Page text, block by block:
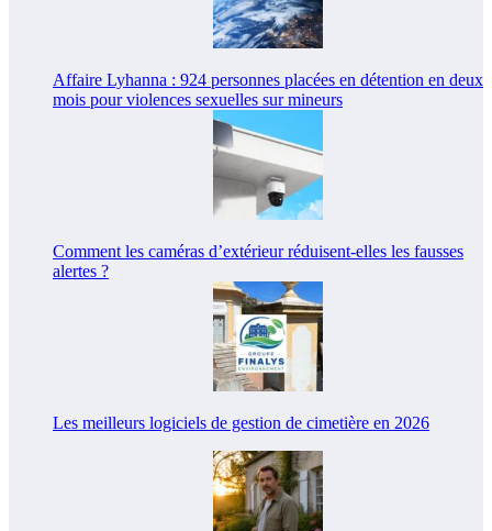
Affaire Lyhanna : 924 personnes placées en détention en deux
mois pour violences sexuelles sur mineurs
Comment les caméras d’extérieur réduisent-elles les fausses
alertes ?
Les meilleurs logiciels de gestion de cimetière en 2026